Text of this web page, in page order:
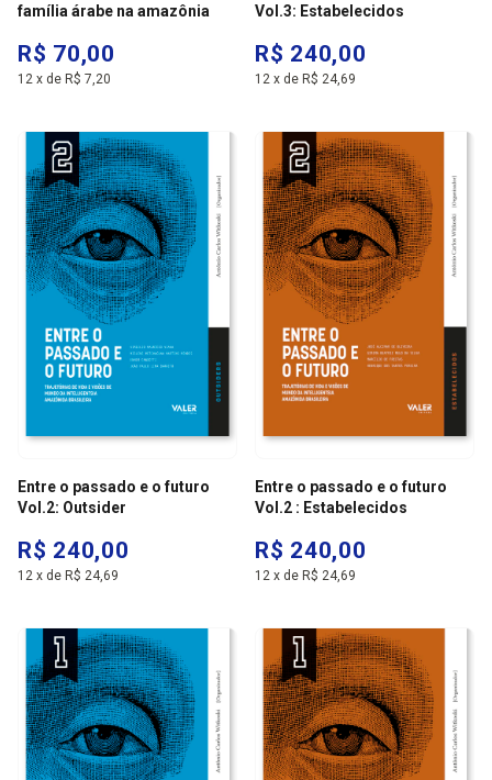
família árabe na amazônia
R$ 70,00
12 x de R$ 7,20
Vol.3: Estabelecidos
R$ 240,00
12 x de R$ 24,69
Entre o passado e o futuro
Vol.2: Outsider
R$ 240,00
12 x de R$ 24,69
Entre o passado e o futuro
Vol.2 : Estabelecidos
R$ 240,00
12 x de R$ 24,69